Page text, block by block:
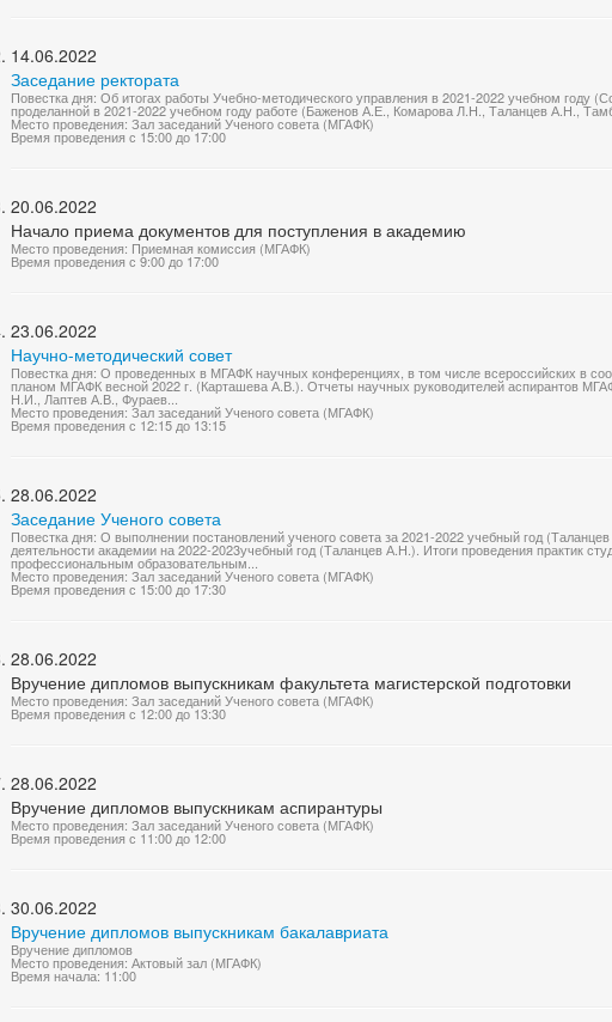
14.06.2022
Заседание ректората
Повестка дня: Об итогах работы Учебно-методического управления в 2021-2022 учебном году
проделанной в 2021-2022 учебном году работе (Баженов А.Е., Комарова Л.Н., Таланцев А.Н.,
Место проведения: Зал заседаний Ученого совета (МГАФК)
Время проведения с 15:00 до 17:00
20.06.2022
Начало приема документов для поступления в академию
Место проведения: Приемная комиссия (МГАФК)
Время проведения с 9:00 до 17:00
23.06.2022
Научно-методический совет
Повестка дня: О проведенных в МГАФК научных конференциях, в том числе всероссийских в
планом МГАФК весной 2022 г. (Карташева А.В.). Отчеты научных руководителей аспирантов
Н.И., Лаптев А.В., Фураев...
Место проведения: Зал заседаний Ученого совета (МГАФК)
Время проведения с 12:15 до 13:15
28.06.2022
Заседание Ученого совета
Повестка дня: О выполнении постановлений ученого совета за 2021-2022 учебный год
деятельности академии на 2022-2023учебный год (Таланцев А.Н.). Итоги проведения практик
профессиональным образовательным...
Место проведения: Зал заседаний Ученого совета (МГАФК)
Время проведения с 15:00 до 17:30
28.06.2022
Вручение дипломов выпускникам факультета магистерской подготовки
Место проведения: Зал заседаний Ученого совета (МГАФК)
Время проведения с 12:00 до 13:30
28.06.2022
Вручение дипломов выпускникам аспирантуры
Место проведения: Зал заседаний Ученого совета (МГАФК)
Время проведения с 11:00 до 12:00
30.06.2022
Вручение дипломов выпускникам бакалавриата
Вручение дипломов
Место проведения: Актовый зал (МГАФК)
Время начала: 11:00